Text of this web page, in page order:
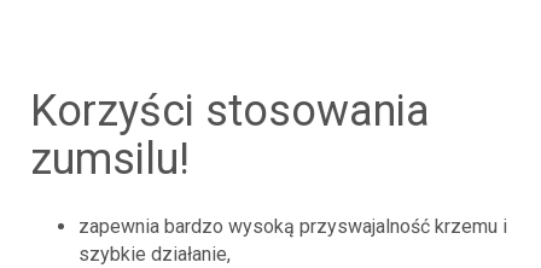
korzyści stosowania
zumsilu!
zapewnia bardzo wysoką przyswajalność krzemu i
szybkie działanie,